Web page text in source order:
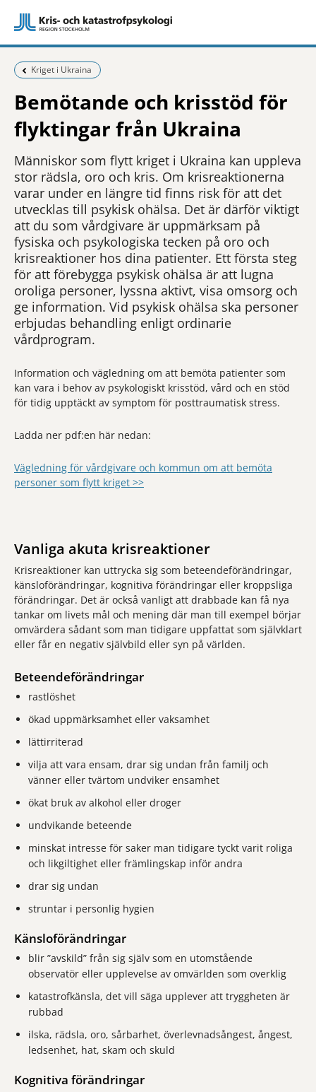
Föregående sida:
Kriget i Ukraina
Bemötande och krisstöd för
flyktingar från Ukraina
Människor som flytt kriget i Ukraina kan uppleva
stor rädsla, oro och kris. Om krisreaktionerna
varar under en längre tid finns risk för att det
utvecklas till psykisk ohälsa. Det är därför viktigt
att du som vårdgivare är uppmärksam på
fysiska och psykologiska tecken på oro och
krisreaktioner hos dina patienter. Ett första steg
för att förebygga psykisk ohälsa är att lugna
oroliga personer, lyssna aktivt, visa omsorg och
ge information. Vid psykisk ohälsa ska personer
erbjudas behandling enligt ordinarie
vårdprogram.
Information och vägledning om att bemöta patienter som
kan vara i behov av psykologiskt krisstöd, vård och en stöd
för tidig upptäckt av symptom för posttraumatisk stress.
Ladda ner pdf:en här nedan:
Vägledning för vårdgivare och kommun om att bemöta
personer som flytt kriget >>
Vanliga akuta krisreaktioner
Krisreaktioner kan uttrycka sig som beteendeförändringar,
känsloförändringar, kognitiva förändringar eller kroppsliga
förändringar. Det är också vanligt att drabbade kan få nya
tankar om livets mål och mening där man till exempel börjar
omvärdera sådant som man tidigare uppfattat som självklart
eller får en negativ självbild eller syn på världen.
Beteendeförändringar
rastlöshet
ökad uppmärksamhet eller vaksamhet
lättirriterad
vilja att vara ensam, drar sig undan från familj och
vänner eller tvärtom undviker ensamhet
ökat bruk av alkohol eller droger
undvikande beteende
minskat intresse för saker man tidigare tyckt varit roliga
och likgiltighet eller främlingskap inför andra
drar sig undan
struntar i personlig hygien
Känsloförändringar
blir ”avskild” från sig själv som en utomstående
observatör eller upplevelse av omvärlden som overklig
katastrofkänsla, det vill säga upplever att tryggheten är
rubbad
ilska, rädsla, oro, sårbarhet, överlevnadsångest, ångest,
ledsenhet, hat, skam och skuld
Kognitiva förändringar